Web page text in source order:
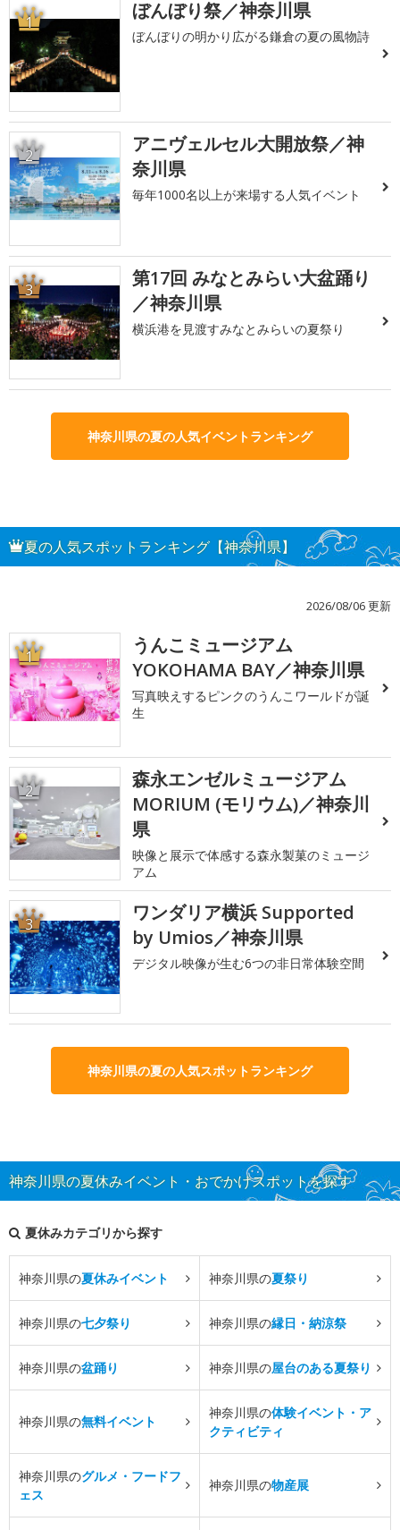
1 ぼんぼり祭／神奈川県
ぼんぼりの明かり広がる鎌倉の夏の風物詩
2
アニヴェルセル大開放祭／神
奈川県
毎年1000名以上が来場する人気イベント
3
第17回 みなとみらい大盆踊り
／神奈川県
横浜港を見渡すみなとみらいの夏祭り
神奈川県の夏の人気イベントランキング
夏の人気スポットランキング【神奈川県】
2026/08/06 更新
1
うんこミュージアム
YOKOHAMA BAY／神奈川県
写真映えするピンクのうんこワールドが誕
生
2
森永エンゼルミュージアム
MORIUM (モリウム)／神奈川
県
映像と展示で体感する森永製菓のミュージ
アム
3
ワンダリア横浜 Supported
by Umios／神奈川県
デジタル映像が生む6つの非日常体験空間
神奈川県の夏の人気スポットランキング
神奈川県の夏休みイベント・おでかけスポットを探す
夏休みカテゴリから探す
神奈川県の夏休みイベント 神奈川県の夏祭り
神奈川県の七夕祭り 神奈川県の縁日・納涼祭
神奈川県の盆踊り 神奈川県の屋台のある夏祭り
神奈川県の無料イベント
神奈川県の体験イベント・ア
クティビティ
神奈川県のグルメ・フードフ
ェス
神奈川県の物産展